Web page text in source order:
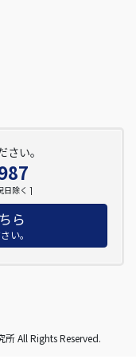
い。
日除く ]
ら
い。
All Rights Reserved.